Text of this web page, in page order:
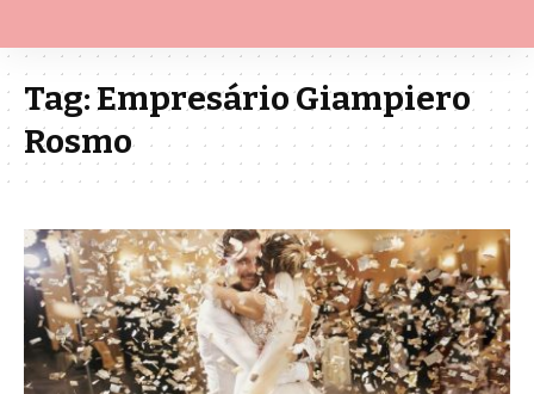
Tag:Empresário Giampiero
Rosmo